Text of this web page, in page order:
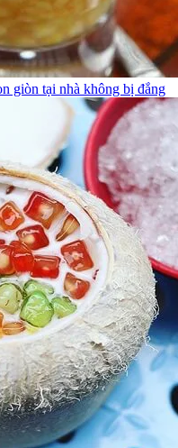
giòn tại nhà không bị đắng